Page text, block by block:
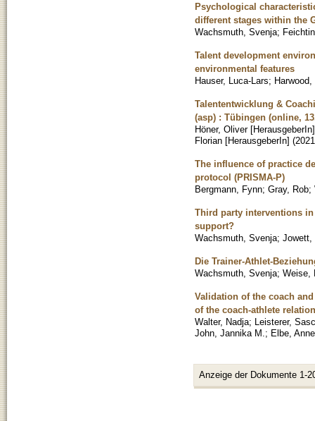
Psychological
different stages within the
Wachsmuth, Svenja;
Talent development
environmental features
Hauser, Luca-Lars; Harwood,
Talententwicklung &
(asp) : Tübingen (online,
Höner, Oliver [HerausgeberIn]
Florian [HerausgeberIn] (2021
The influence of practice
protocol (PRISMA-P)
Bergmann, Fynn; Gray, Rob;
Third party interventions
support?
Wachsmuth, Svenja; Jowett,
Die Trainer-Athlet-
Wachsmuth, Svenja; Weise,
Validation of the coach
of the coach-athlete
Walter, Nadja; Leisterer,
John, Jannika M. ; Elbe,
Anzeige der Dokumente 1-